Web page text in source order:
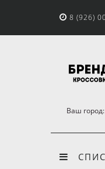
8 (926)
Ваш город: